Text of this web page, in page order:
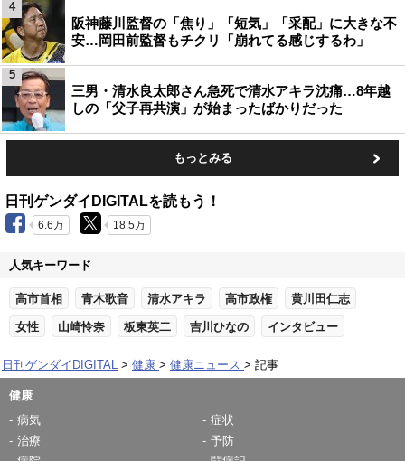
阪神藤川監督の「焦り」「短気」「采配」に大きな不
安…岡田前監督もチクリ「崩れてる感じするわ」
4
三男・清水良太郎さん急死で清水アキラ沈痛…8年越
しの「父子再共演」が始まったばかりだった
5
もっとみる
日刊ゲンダイDIGITALを読もう！
6.6万 18.5万
人気キーワード
高市首相 青木歌音 清水アキラ 高市政権 黄川田仁志
女性 山崎怜奈 板東英二 吉川ひなの インタビュー
日刊ゲンダイDIGITAL 健康 健康ニュース 記事
健康
病気
症状
治療
予防